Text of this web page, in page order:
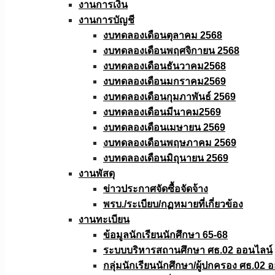
งานการเงิน
งานการบัญชี
งบทดลองเดือนตุลาคม 2568
งบทดลองเดือนพฤศจิกายน 2568
งบทดลองเดือนธันวาคม2568
งบทดลองเดือนมกราคม2569
งบทดลองเดือนกุมภาพันธ์ 2569
งบทดลองเดือนมีนาคม2569
งบทดลองเดือนเมษายน 2569
งบทดลองเดือนพฤษภาคม 2569
งบทดลองเดือนมิถุนายน 2569
งานพัสดุ
ข่าวประกาศจัดซื้อจัดจ้าง
พรบ./ระเบียบ/กฏหมายที่เกี่ยวข้อง
งานทะเบียน
ข้อมูลนักเรียนนักศึกษา 65-68
ระบบบริหารสถานศึกษา ศธ.02 ออนไลน์
กลุ่มนักเรียนนักศึกษา/ผู้ปกครอง ศธ.02